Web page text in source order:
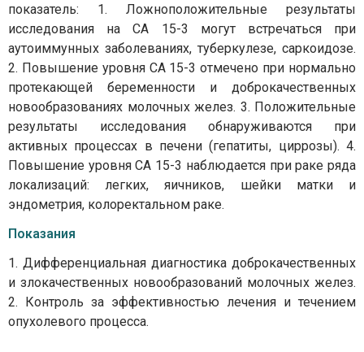
показатель: 1. Ложноположительные результаты
исследования на СА 15-3 могут встречаться при
аутоиммунных заболеваниях, туберкулезе, саркоидозе.
2. Повышение уровня СА 15-3 отмечено при нормально
протекающей беременности и доброкачественных
новообразованиях молочных желез. 3. Положительные
результаты исследования обнаруживаются при
активных процессах в печени (гепатиты, циррозы). 4.
Повышение уровня СА 15-3 наблюдается при раке ряда
локализаций: легких, яичников, шейки матки и
эндометрия, колоректальном раке.
Показания
1. Дифференциальная диагностика доброкачественных
и злокачественных новообразований молочных желез.
2. Контроль за эффективностью лечения и течением
опухолевого процесса.